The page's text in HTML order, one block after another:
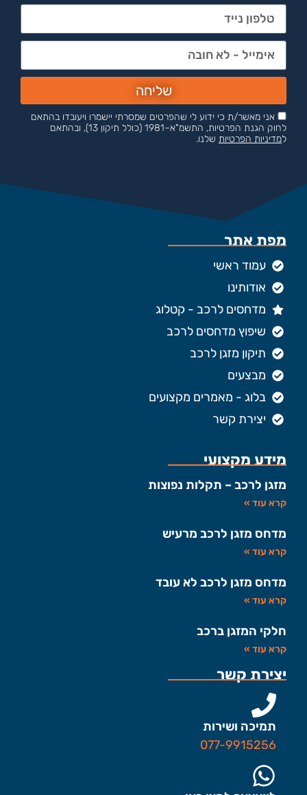
אני מאשר/ת כי ידוע לי שהפרטים שמסרתי יישמרו ויעובדו בהתאם
לחוק הגנת הפרטיות, התשמ"א–1981 (כולל תיקון 13), ובהתאם
למדיניות הפרטיות שלנו.
שליחה
מפת אתר
עמוד ראשי
אודותינו
מדחסים לרכב - קטלוג
שיפוץ מדחסים לרכב
תיקון מזגן לרכב
מבצעים
בלוג - מאמרים מקצועים
יצירת קשר
מידע מקצועי
מזגן לרכב – תקלות נפוצות
קרא עוד »
מדחס מזגן לרכב מרעיש
קרא עוד »
מדחס מזגן לרכב לא עובד
קרא עוד »
חלקי המזגן ברכב
קרא עוד »
יצירת קשר
תמיכה ושירות
077-9915256